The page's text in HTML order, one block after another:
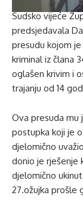
Sudsko vijeće
predsjedavala
presudu kojom
kriminal iz člana
oglašen krivim i
trajanju od 14
Ova presuda mu
postupka koji je
djelomično
donio je rješenje
djelomično
27.ožujka prošle